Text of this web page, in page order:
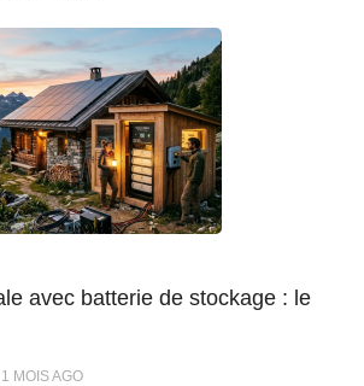
avec batterie de stockage : le
1 MOISAGO